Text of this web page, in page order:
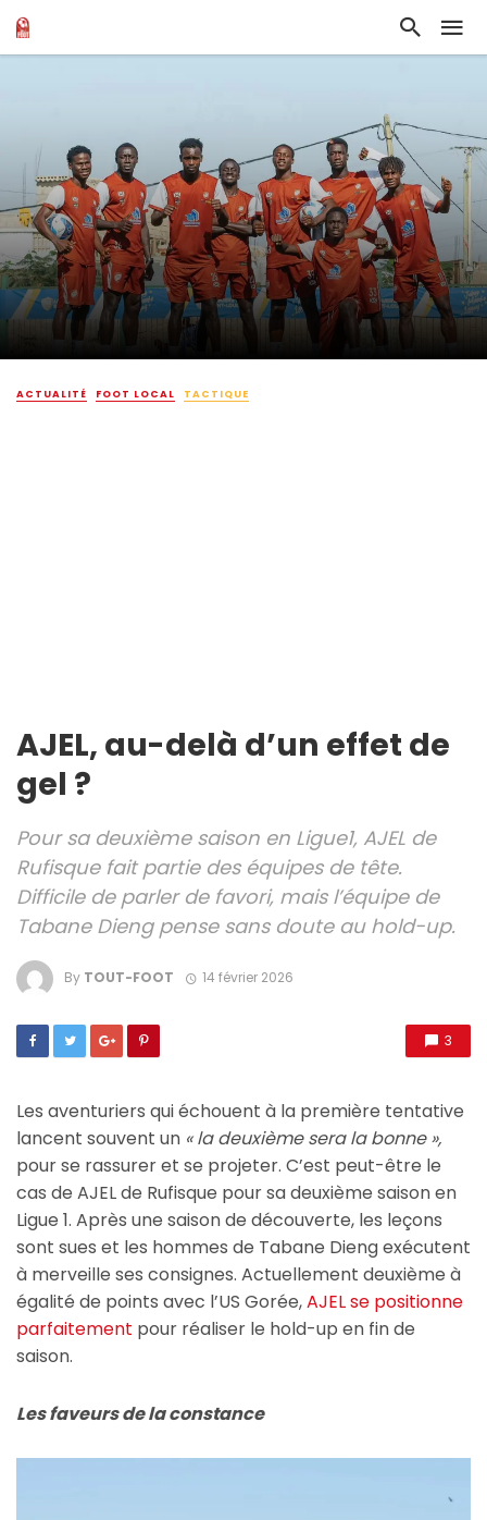
ACTUALITÉ FOOT LOCAL TACTIQUE
AJEL, au-delà d’un effet de
gel ?
Pour sa deuxième saison en Ligue1, AJEL de
Rufisque fait partie des équipes de tête.
Difficile de parler de favori, mais l’équipe de
Tabane Dieng pense sans doute au hold-up.
By TOUT-FOOT 14 février 2026
3
Les aventuriers qui échouent à la première tentative
lancent souvent un « la deuxième sera la bonne »,
pour se rassurer et se projeter. C’est peut-être le
cas de AJEL de Rufisque pour sa deuxième saison en
Ligue 1. Après une saison de découverte, les leçons
sont sues et les hommes de Tabane Dieng exécutent
à merveille ses consignes. Actuellement deuxième à
égalité de points avec l’US Gorée,AJEL se positionne
parfaitement pour réaliser le hold-up en fin de
saison.
Les faveurs de la constance